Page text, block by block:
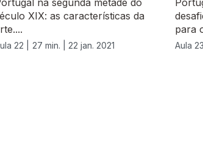
na segunda metade do
XIX: as características da
22 | 27 min. | 22 jan. 2021
para
Aula 23